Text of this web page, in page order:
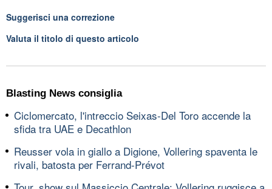
Suggerisci una correzione
Valuta il titolo di questo articolo
Blasting News consiglia
Ciclomercato, l'intreccio Seixas-Del Toro accende la
sfida tra UAE e Decathlon
Reusser vola in giallo a Digione, Vollering spaventa le
rivali, batosta per Ferrand-Prévot